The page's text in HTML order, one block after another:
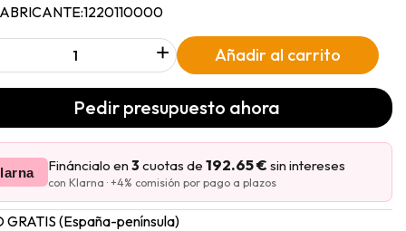
1220110000
+ Añadir al carrito
Pedir presupuesto ahora
Fináncialo en3 cuotas de 192.65 € sin intereses
con Klarna · +4% comisión por pago a plazos
GRATIS (España-península)